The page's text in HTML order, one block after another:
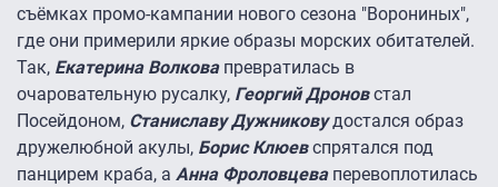
съёмках промо-кампании нового сезона "Ворониных",
где они примерили яркие образы морских обитателей.
Так, Екатерина Волкова превратилась в
очаровательную русалку, Георгий Дроновстал
Посейдоном, Станиславу Дужниковудостался образ
дружелюбной акулы, Борис Клюевспрятался под
панцирем краба, а Анна Фроловцеваперевоплотилась